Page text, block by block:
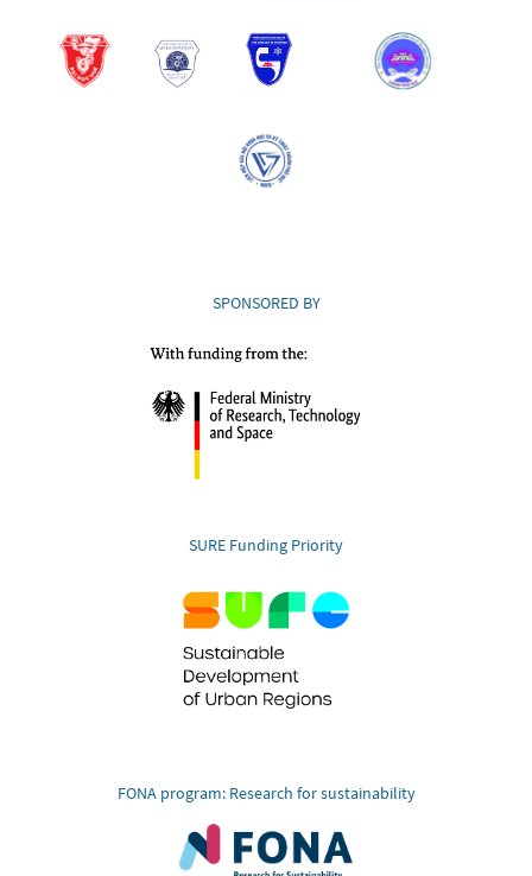
SPONSORED BY
SURE Funding Priority
FONA program: Research for sustainability